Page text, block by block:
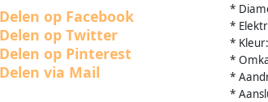
*
*
*
*
*
*